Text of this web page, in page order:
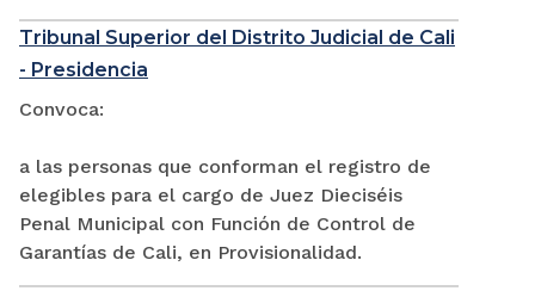
Tribunal Superior del Distrito Judicial de Cali
- Presidencia
Convoca:
a las personas que conforman el registro de
elegibles para el cargo de Juez Dieciséis
Penal Municipal con Función de Control de
Garantías de Cali, en Provisionalidad.